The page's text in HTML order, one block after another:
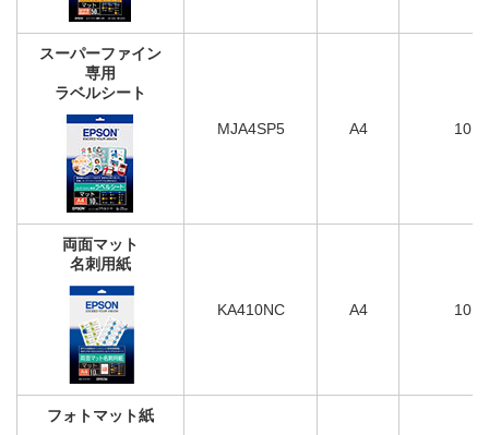
スーパーファイン
専用
ラベルシート
MJA4SP5 A4 10
両面マット
名刺用紙
KA410NC A4 10
フォトマット紙